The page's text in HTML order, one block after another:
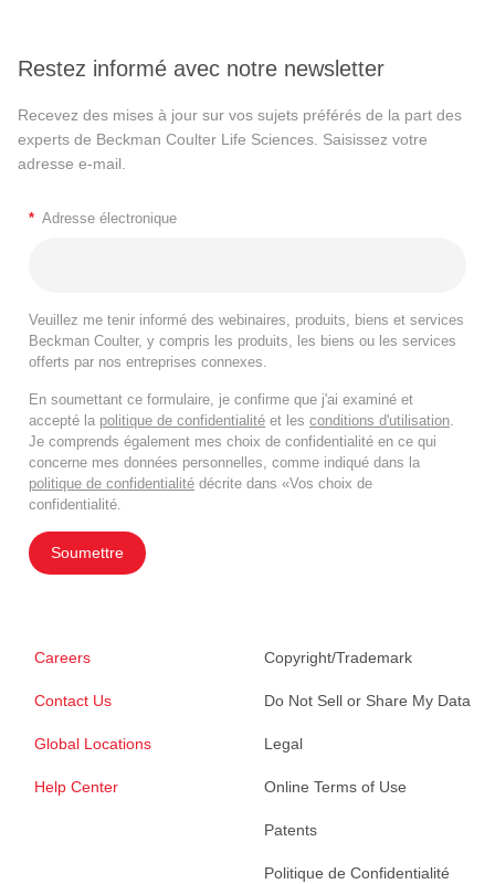
Restez informé avec notre newsletter
Recevez des mises à jour sur vos sujets préférés de la part des
experts de Beckman Coulter Life Sciences. Saisissez votre
adresse e-mail.
* Adresse électronique
Veuillez me tenir informé des webinaires, produits, biens et services
Beckman Coulter, y compris les produits, les biens ou les services
offerts par nos entreprises connexes.
En soumettant ce formulaire, je confirme que j'ai examiné et
accepté la politique de confidentialité et les conditions d'utilisation.
Je comprends également mes choix de confidentialité en ce qui
concerne mes données personnelles, comme indiqué dans la
politique de confidentialité décrite dans «Vos choix de
confidentialité.
Soumettre
Careers
Contact Us
Global Locations
Help Center
Copyright/Trademark
Do Not Sell or Share My Data
Legal
Online Terms of Use
Patents
Politique de Confidentialité